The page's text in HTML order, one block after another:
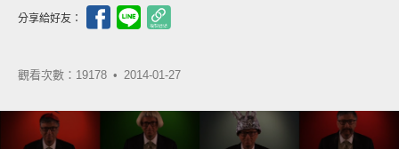
分享給好友：
觀看次數：19178 • 2014-01-27